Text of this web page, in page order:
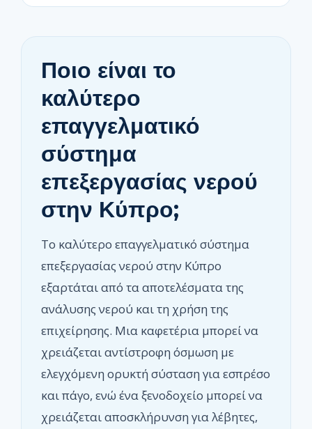
Ποιο είναι το
καλύτερο
επαγγελματικό
σύστημα
επεξεργασίας νερού
στην Κύπρο;
Το καλύτερο επαγγελματικό σύστημα
επεξεργασίας νερού στην Κύπρο
εξαρτάται από τα αποτελέσματα της
ανάλυσης νερού και τη χρήση της
επιχείρησης. Μια καφετέρια μπορεί να
χρειάζεται αντίστροφη όσμωση με
ελεγχόμενη ορυκτή σύσταση για εσπρέσο
και πάγο, ενώ ένα ξενοδοχείο μπορεί να
χρειάζεται αποσκλήρυνση για λέβητες,